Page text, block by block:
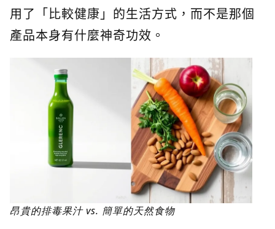
用了「比較健康」的生活方式，而不是那個
產品本身有什麼神奇功效。
昂貴的排毒果汁 vs. 簡單的天然食物